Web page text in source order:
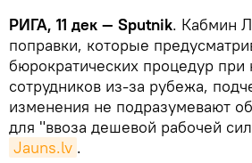
РИГА, 11 дек — Sputnik. Кабмин
поправки, которые
бюрократических процедур
сотрудников из-за рубежа,
изменения не подразумевают
для "ввоза дешевой рабочей
Jauns.lv .